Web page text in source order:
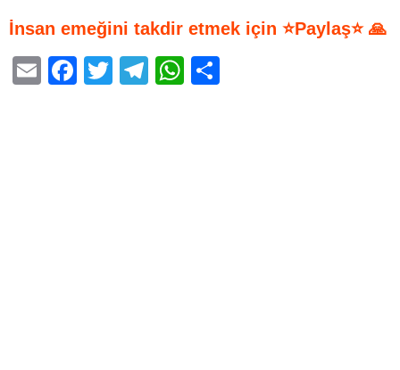
İnsan emeğini takdir etmek için ⭐Paylaş⭐ 🙏
E
F
T
T
W